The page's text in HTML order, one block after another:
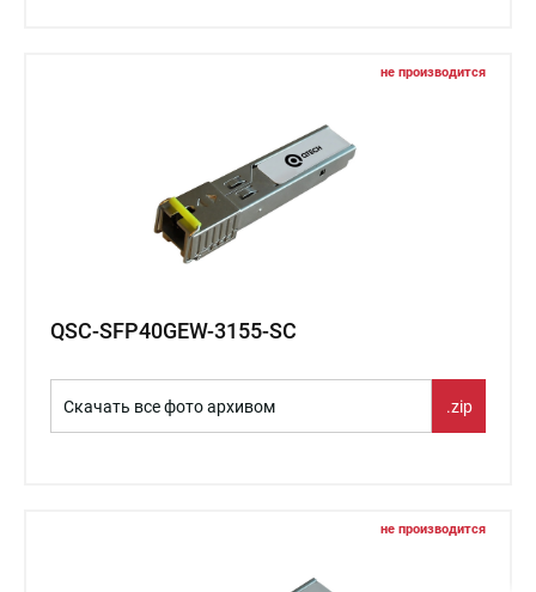
не производится
QSC-SFP40GEW-3155-SC
Скачать все фото архивом .zip
не производится